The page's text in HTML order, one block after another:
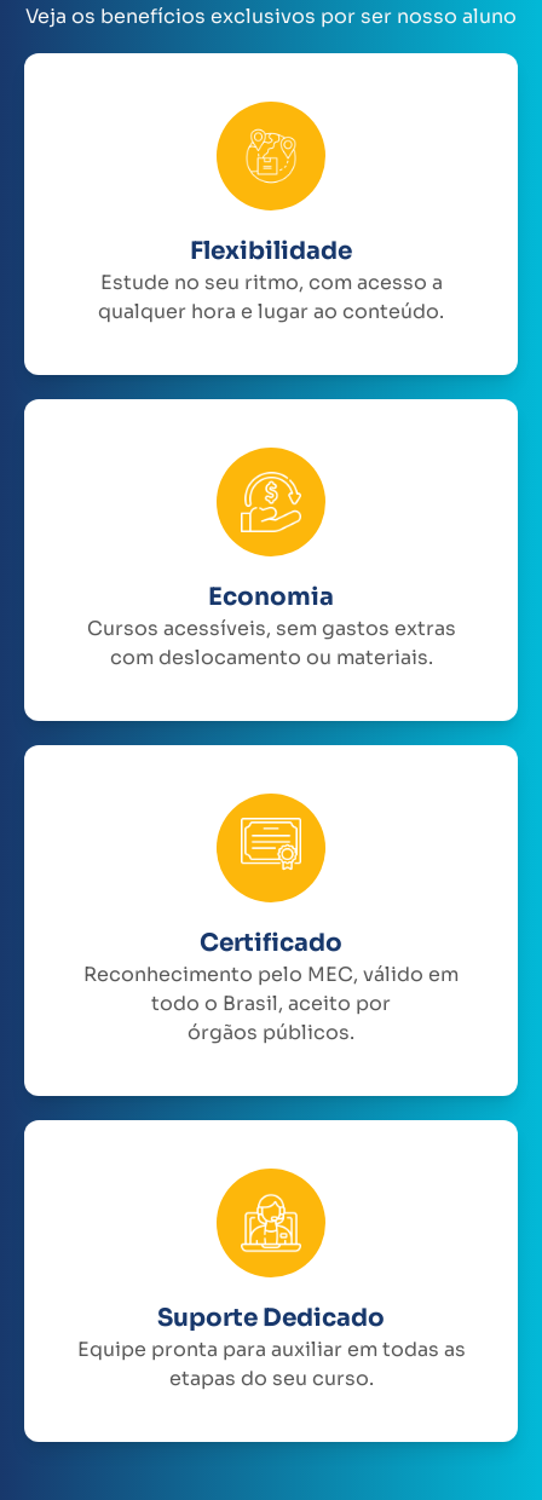
Veja os benefícios exclusivos por ser nosso aluno
Flexibilidade
Estude no seu ritmo, com acesso a
qualquer hora e lugar ao conteúdo.
Economia
Cursos acessíveis, sem gastos extras
com deslocamento ou materiais.
Certificado
Reconhecimento pelo MEC, válido em
todo o Brasil, aceito por
órgãos públicos.
Suporte Dedicado
Equipe pronta para auxiliar em todas as
etapas do seu curso.